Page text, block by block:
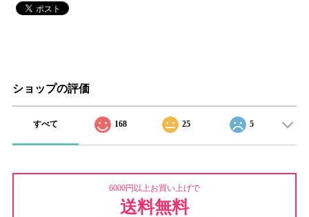
ショップの評価
すべて 168 25 5
6000円以上お買い上げで
送料無料